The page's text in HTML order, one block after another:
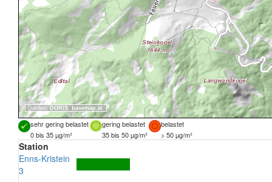
Quellen: DORIS, basemap.at
sehr gering belastet gering belastet
belastet
0 bis 35 µg/m³
35 bis 50 µg/m³ > 50 µg/m³
Station
Enns-Kristein
3